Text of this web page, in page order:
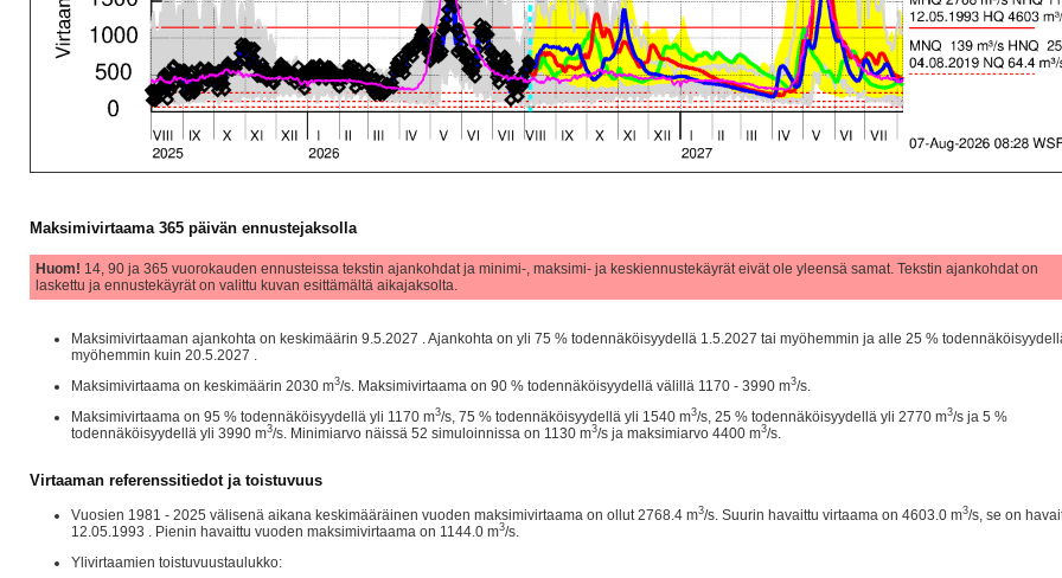
Maksimivirtaama 365 päivän ennustejaksolla
Huom! 14, 90 ja 365 vuorokauden ennusteissa tekstin ajankohdat ja minimi-, maksimi- ja keskiennustekäyrät eivät ole yleensä samat. Tekstin ajankohdat on
laskettu ja ennustekäyrät on valittu kuvan esittämältä aikajaksolta.
Maksimivirtaaman ajankohta on keskimäärin 9.5.2027 . Ajankohta on yli 75 % todennäköisyydellä 1.5.2027 tai myöhemmin ja alle 25 %
myöhemmin kuin 20.5.2027 .
Maksimivirtaama on keskimäärin 2030 m3/s. Maksimivirtaama on 90 % todennäköisyydellä välillä 1170 - 3990 m3/s.
Maksimivirtaama on 95 % todennäköisyydellä yli 1170 m3/s, 75 % todennäköisyydellä yli 1540 m3/s, 25 % todennäköisyydellä yli 2770 m3/s ja 5 %
todennäköisyydellä yli 3990 m3/s. Minimiarvo näissä 52 simuloinnissa on 1130 m3/s ja maksimiarvo 4400 m3/s.
Virtaaman referenssitiedot ja toistuvuus
Vuosien 1981 - 2025 välisenä aikana keskimääräinen vuoden maksimivirtaama on ollut 2768.4 m3/s. Suurin havaittu virtaama on 4603.0 m3/s, se on
12.05.1993 . Pienin havaittu vuoden maksimivirtaama on 1144.0 m3/s.
Ylivirtaamien toistuvuustaulukko: